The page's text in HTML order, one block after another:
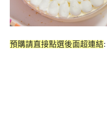
預購請直接點選後面超連結: